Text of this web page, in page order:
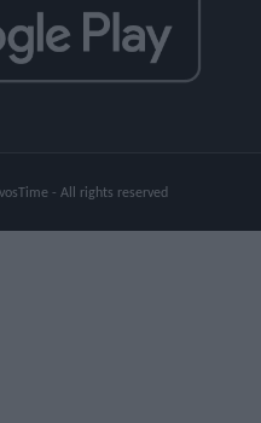
- All rights reserved